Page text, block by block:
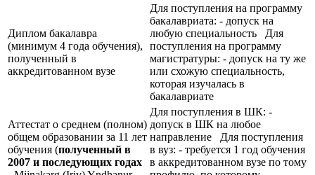
Диплом бакалавра
(минимум 4 года обучения),
полученный в
аккредитованном вузе
Для поступления на программу
бакалавриата: - допуск на
любую специальность Для
поступления на программу
магистратуры: - допуск на ту же
или схожую специальность,
которая изучалась в
бакалавриате
Аттестат о среднем (полном)
общем образовании за 11 лет
обучения (полученный в
2007 и последующих годах
Для поступления в ШК: -
допуск в ШК на любое
направление Для поступления
в вуз: - требуется 1 год обучения
в аккредитованном вузе по тому